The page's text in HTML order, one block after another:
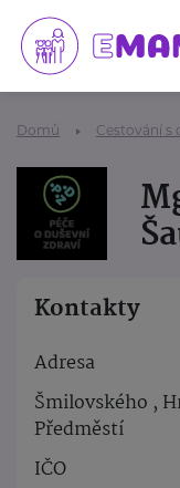
Domů Cestování s
Kontakty
Adresa
Šmilovského ,
Předměstí
IČO